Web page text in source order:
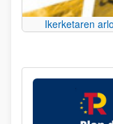
Ikerketaren